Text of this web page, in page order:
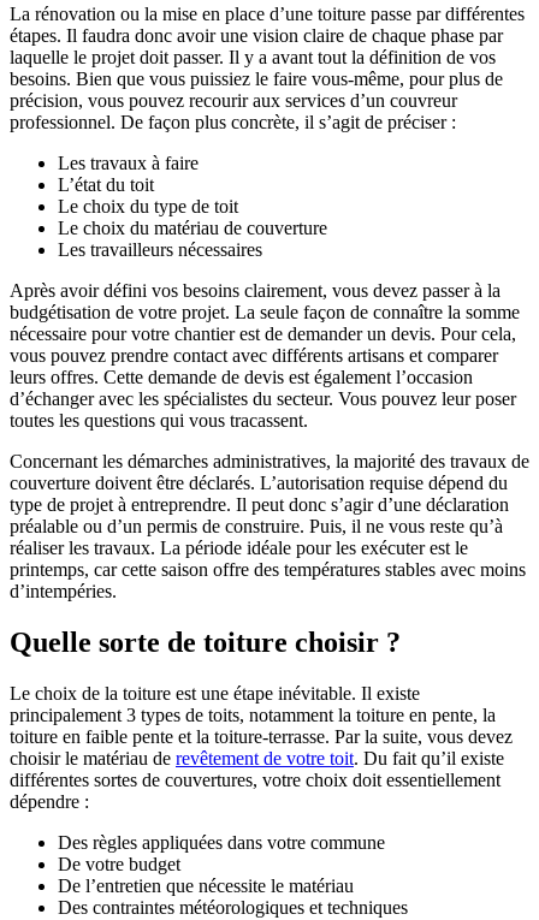
La rénovation ou la mise en place d’une toiture passe par différentes
étapes. Il faudra donc avoir une vision claire de chaque phase par
laquelle le projet doit passer. Il y a avant tout la définition de vos
besoins. Bien que vous puissiez le faire vous-même, pour plus de
précision, vous pouvez recourir aux services d’un couvreur
professionnel. De façon plus concrète, il s’agit de préciser :
Les travaux à faire
L’état du toit
Le choix du type de toit
Le choix du matériau de couverture
Les travailleurs nécessaires
Après avoir défini vos besoins clairement, vous devez passer à la
budgétisation de votre projet. La seule façon de connaître la somme
nécessaire pour votre chantier est de demander un devis. Pour cela,
vous pouvez prendre contact avec différents artisans et comparer
leurs offres. Cette demande de devis est également l’occasion
d’échanger avec les spécialistes du secteur. Vous pouvez leur poser
toutes les questions qui vous tracassent.
Concernant les démarches administratives, la majorité des travaux de
couverture doivent être déclarés. L’autorisation requise dépend du
type de projet à entreprendre. Il peut donc s’agir d’une déclaration
préalable ou d’un permis de construire. Puis, il ne vous reste qu’à
réaliser les travaux. La période idéale pour les exécuter est le
printemps, car cette saison offre des températures stables avec moins
d’intempéries.
Quelle sorte de toiture choisir ?
Le choix de la toiture est une étape inévitable. Il existe
principalement 3 types de toits, notamment la toiture en pente, la
toiture en faible pente et la toiture-terrasse. Par la suite, vous devez
choisir le matériau de revêtement de votre toit. Du fait qu’il existe
différentes sortes de couvertures, votre choix doit essentiellement
dépendre :
Des règles appliquées dans votre commune
De votre budget
De l’entretien que nécessite le matériau
Des contraintes météorologiques et techniques